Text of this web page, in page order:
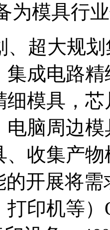
为模具行
大规划
集成电路
细模具，
电脑周边
、收集产
开展将
打印机等